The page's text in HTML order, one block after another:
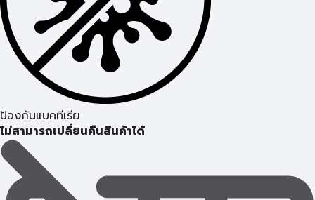
ป้องกันแบคทีเรีย
ไม่สามารถเปลี่ยนคืนสินค้าได้